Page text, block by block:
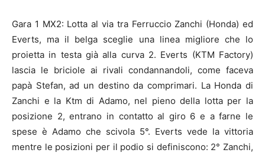
Gara 1 MX2: Lotta al via tra Ferruccio Zanchi (Honda) ed
Everts, ma il belga sceglie una linea migliore che lo
proietta in testa già alla curva 2. Everts (KTM Factory)
lascia le briciole ai rivali condannandoli, come faceva
papà Stefan, ad un destino da comprimari. La Honda di
Zanchi e la Ktm di Adamo, nel pieno della lotta per la
posizione 2, entrano in contatto al giro 6 e a farne le
spese è Adamo che scivola 5°. Everts vede la vittoria
mentre le posizioni per il podio si definiscono: 2° Zanchi,